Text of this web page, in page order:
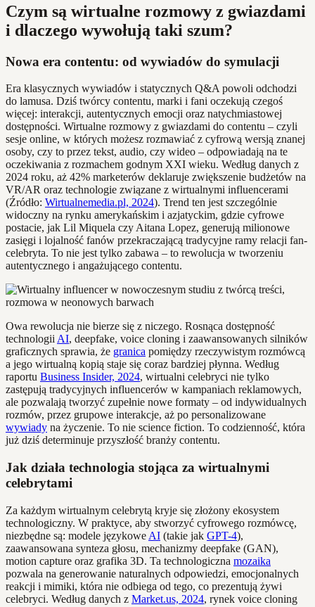
Czym są wirtualne rozmowy z gwiazdami
i dlaczego wywołują taki szum?
Nowa era contentu: od wywiadów do symulacji
Era klasycznych wywiadów i statycznych Q&A powoli odchodzi
do lamusa. Dziś twórcy contentu, marki i fani oczekują czegoś
więcej: interakcji, autentycznych emocji oraz natychmiastowej
dostępności. Wirtualne rozmowy z gwiazdami do contentu – czyli
sesje online, w których możesz rozmawiać z cyfrową wersją znanej
osoby, czy to przez tekst, audio, czy wideo – odpowiadają na te
oczekiwania z rozmachem godnym XXI wieku. Według danych z
2024 roku, aż 42% marketerów deklaruje zwiększenie budżetów na
VR/AR oraz technologie związane z wirtualnymi influencerami
(Źródło: Wirtualnemedia.pl, 2024). Trend ten jest szczególnie
widoczny na rynku amerykańskim i azjatyckim, gdzie cyfrowe
postacie, jak Lil Miquela czy Aitana Lopez, generują milionowe
zasięgi i lojalność fanów przekraczającą tradycyjne ramy relacji fan-
celebryta. To nie jest tylko zabawa – to rewolucja w tworzeniu
autentycznego i angażującego contentu.
Owa rewolucja nie bierze się z niczego. Rosnąca dostępność
technologii AI, deepfake, voice cloning i zaawansowanych silników
graficznych sprawia, że granica pomiędzy rzeczywistym rozmówcą
a jego wirtualną kopią staje się coraz bardziej płynna. Według
raportu Business Insider, 2024, wirtualni celebryci nie tylko
zastępują tradycyjnych influencerów w kampaniach reklamowych,
ale pozwalają tworzyć zupełnie nowe formaty – od indywidualnych
rozmów, przez grupowe interakcje, aż po personalizowane
wywiady na życzenie. To nie science fiction. To codzienność, która
już dziś determinuje przyszłość branży contentu.
Jak działa technologia stojąca za wirtualnymi
celebrytami
Za każdym wirtualnym celebrytą kryje się złożony ekosystem
technologiczny. W praktyce, aby stworzyć cyfrowego rozmówcę,
niezbędne są: modele językowe AI (takie jak GPT-4),
zaawansowana synteza głosu, mechanizmy deepfake (GAN),
motion capture oraz grafika 3D. Ta technologiczna mozaika
pozwala na generowanie naturalnych odpowiedzi, emocjonalnych
reakcji i mimiki, która nie odbiega od tego, co prezentują żywi
celebryci. Według danych z Market.us, 2024, rynek voice cloning